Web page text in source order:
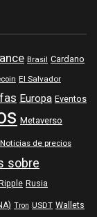
Brasil Cardano
El Salvador
Europa Eventos
Metaverso
Noticias de precios
sobre
Rusia
Tron USDT Wallets